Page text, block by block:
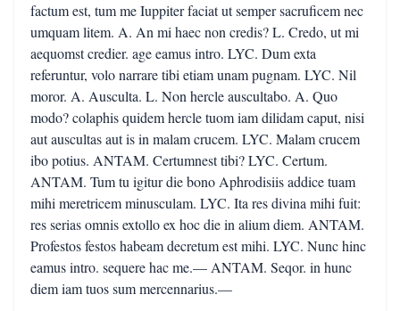
factum est, tum me Iuppiter faciat ut semper sacruficem nec
umquam litem. A. An mi haec non credis? L. Credo, ut mi
aequomst credier. age eamus intro. LYC. Dum exta
referuntur, volo narrare tibi etiam unam pugnam. LYC. Nil
moror. A. Ausculta. L. Non hercle auscultabo. A. Quo
modo? colaphis quidem hercle tuom iam dilidam caput, nisi
aut auscultas aut is in malam crucem. LYC. Malam crucem
ibo potius. ANTAM. Certumnest tibi? LYC. Certum.
ANTAM. Tum tu igitur die bono Aphrodisiis addice tuam
mihi meretricem minusculam. LYC. Ita res divina mihi fuit:
res serias omnis extollo ex hoc die in alium diem. ANTAM.
Profestos festos habeam decretum est mihi. LYC. Nunc hinc
eamus intro. sequere hac me.— ANTAM. Seqor. in hunc
diem iam tuos sum mercennarius.—